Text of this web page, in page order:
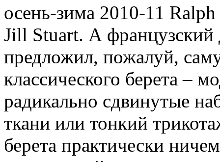
осень-зима 2010-11
Jill Stuart. А
предложил, пожалуй,
классического берета –
радикально сдвинутые
ткани или тонкий
берета практически